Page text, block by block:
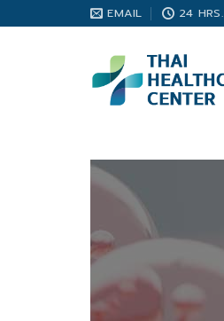
to
EMAIL 24 HRS.